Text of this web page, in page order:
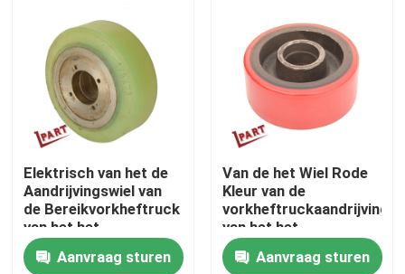
Video's
De Delen van de vorkheftruckbatterij
Het Wiel van de vorkheftruckaandrijving
Het Controlemechanisme van de vorkheftruckmotor
Elektrisch van het de
Aandrijvingswiel van
de Bereikvorkheftruck
van het het
Polyurethaansaldo
Wiel 178x73mm
Aanvraag sturen
Van de het Wiel Rode
Kleur van de
vorkheftruckaandrijving
van het het
Polyurethaansaldo
Wiel 150x60x47mm
Aanvraag sturen